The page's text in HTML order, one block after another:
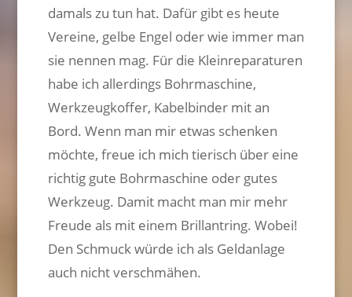
damals zu tun hat. Dafür gibt es heute
Vereine, gelbe Engel oder wie immer man
sie nennen mag. Für die Kleinreparaturen
habe ich allerdings Bohrmaschine,
Werkzeugkoffer, Kabelbinder mit an
Bord. Wenn man mir etwas schenken
möchte, freue ich mich tierisch über eine
richtig gute Bohrmaschine oder gutes
Werkzeug. Damit macht man mir mehr
Freude als mit einem Brillantring. Wobei!
Den Schmuck würde ich als Geldanlage
auch nicht verschmähen.